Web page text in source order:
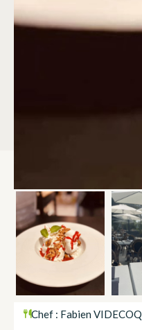
Chef : Fabien VIDECOQ